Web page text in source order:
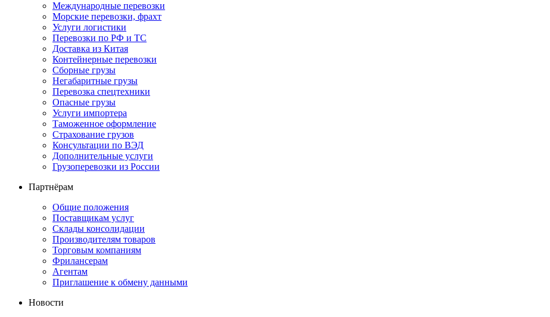
Международные перевозки
Морские перевозки, фрахт
Услуги логистики
Перевозки по РФ и ТС
Доставка из Китая
Контейнерные перевозки
Сборные грузы
Негабаритные грузы
Перевозка спецтехники
Опасные грузы
Услуги импортера
Таможенное оформление
Страхование грузов
Консультации по ВЭД
Дополнительные услуги
Грузоперевозки из России
Партнёрам
Общие положения
Поставщикам услуг
Склады консолидации
Производителям товаров
Торговым компаниям
Фрилансерам
Агентам
Приглашение к обмену данными
Новости